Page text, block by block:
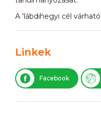
A 'lábdihegyi cél
Linkek
Facebook